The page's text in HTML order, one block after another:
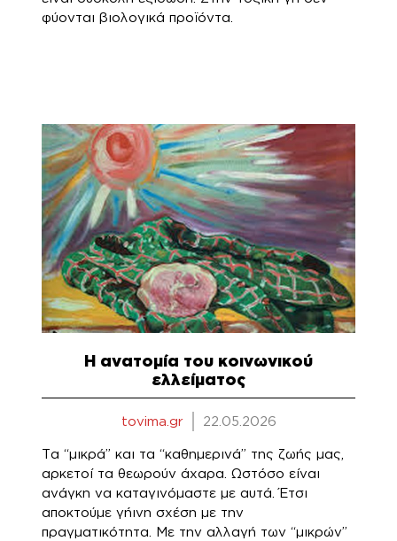
φύονται βιολογικά προϊόντα.
Η ανατομία του κοινωνικού
ελλείματος
tovima.gr 22.05.2026
Τα “μικρά” και τα “καθημερινά” της ζωής μας,
αρκετοί τα θεωρούν άχαρα. Ωστόσο είναι
ανάγκη να καταγινόμαστε με αυτά. Έτσι
αποκτούμε γήινη σχέση με την
πραγματικότητα. Με την αλλαγή των “μικρών”